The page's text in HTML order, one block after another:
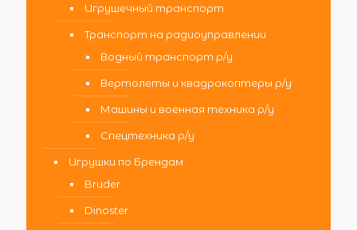
Игрушечный транспорт
Транспорт на радиоуправлении
Водный транспорт р/у
Вертолеты и квадрокоптеры р/у
Машины и военная техника р/у
Спецтехника р/у
Игрушки по Брендам
Bruder
Dinoster